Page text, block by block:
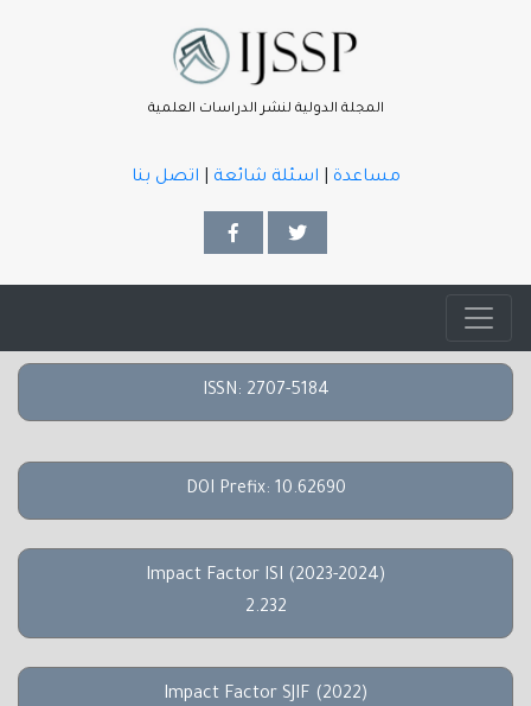
المجلة الدولية لنشر الدراسات العلمية
مساعدة اسئلة شائعة اتصل بنا
ISSN: 2707-5184
DOI Prefix: 10.62690
Impact Factor ISI (2023-2024)
2.232
Impact Factor SJIF (2022)